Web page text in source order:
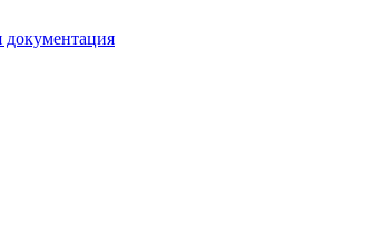
документация